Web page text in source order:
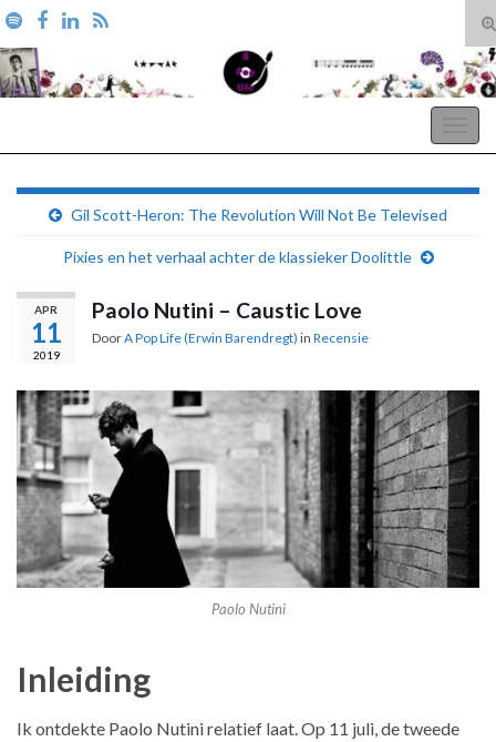
Search for:
Gil Scott-Heron: The Revolution Will Not Be Televised
Pixies en het verhaal achter de klassieker Doolittle
APR
11
2019
Paolo Nutini – Caustic Love
DoorA Pop Life (Erwin Barendregt) in Recensie
Paolo Nutini
Inleiding
Ik ontdekte Paolo Nutini relatief laat. Op 11 juli, de tweede